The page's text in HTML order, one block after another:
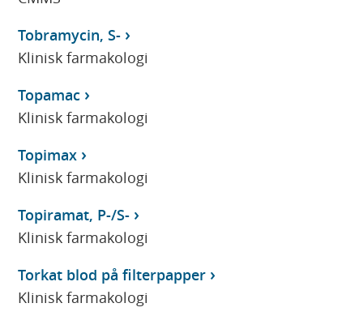
Tobramycin, S-
Klinisk farmakologi
Topamac
Klinisk farmakologi
Topimax
Klinisk farmakologi
Topiramat, P-/S-
Klinisk farmakologi
Torkat blod på filterpapper
Klinisk farmakologi